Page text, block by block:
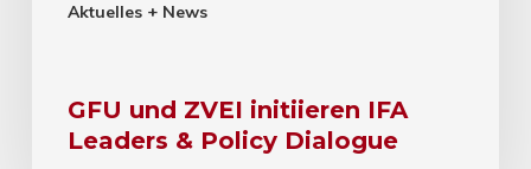
Aktuelles + News
GFU und ZVEI initiieren IFA
Leaders & Policy Dialogue